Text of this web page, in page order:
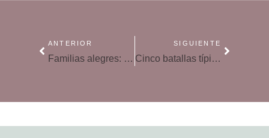
ANTERIOR
Familias alegres: los siete trucos de los hogares donde da gusto estar
SIGUIENTE
Cinco batallas típicas con los hijos que se suelen ganar con el tiempo